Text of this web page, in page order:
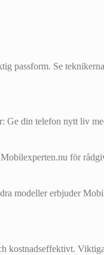
passform. Se
din telefon nytt liv
för
modeller erbjuder
kostnadseffektivt.